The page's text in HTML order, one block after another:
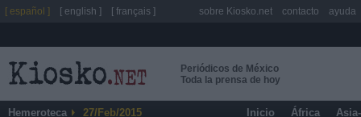
Periódicos de México
Toda la prensa de hoy
Hemeroteca 27/Feb/2015 Inicio África
[ español ] [ english ] [ français ] sobre Kiosko.net contacto ayuda